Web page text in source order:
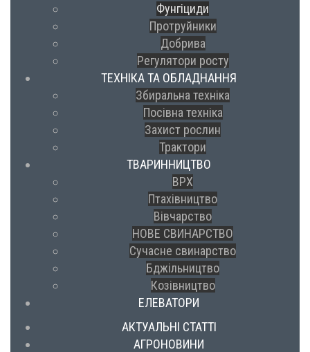
Фунгіциди
Протруйники
Добрива
Регулятори росту
ТЕХНІКА ТА ОБЛАДНАННЯ
Збиральна техніка
Посівна техніка
Захист рослин
Трактори
ТВАРИННИЦТВО
ВРХ
Птахівництво
Вівчарство
НОВЕ СВИНАРСТВО
Сучасне свинарство
Бджільництво
Козівництво
ЕЛЕВАТОРИ
АКТУАЛЬНІ СТАТТІ
АГРОНОВИНИ